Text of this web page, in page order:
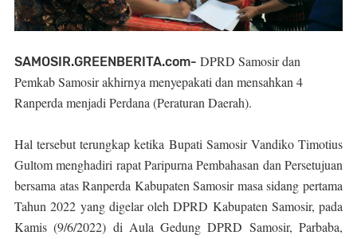
SAMOSIR.GREENBERITA.com- DPRD Samosir dan
Pemkab Samosir akhirnya menyepakati dan mensahkan 4
Ranperda menjadi Perdana (Peraturan Daerah).
Hal tersebut terungkap ketika Bupati Samosir Vandiko Timotius
Gultom menghadiri rapat Paripurna Pembahasan dan Persetujuan
bersama atas Ranperda Kabupaten Samosir masa sidang pertama
Tahun 2022 yang digelar oleh DPRD Kabupaten Samosir, pada
Kamis (9/6/2022) di Aula Gedung DPRD Samosir, Parbaba,